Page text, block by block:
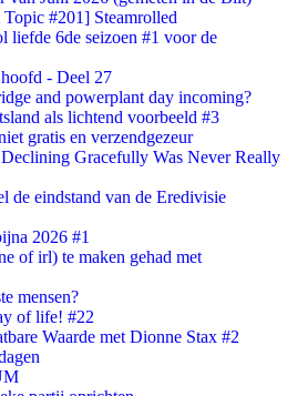
#201] Steamrolled
6de seizoen #1 voor de
- Deel 27
and powerplant day incoming?
als lichtend voorbeeld #3
gratis en verzendgezeur
Gracefully Was Never Really
de eindstand van de Eredivisie
2026 #1
of irl) te maken gehad met
mensen?
of life! #22
Waarde met Dionne Stax #2